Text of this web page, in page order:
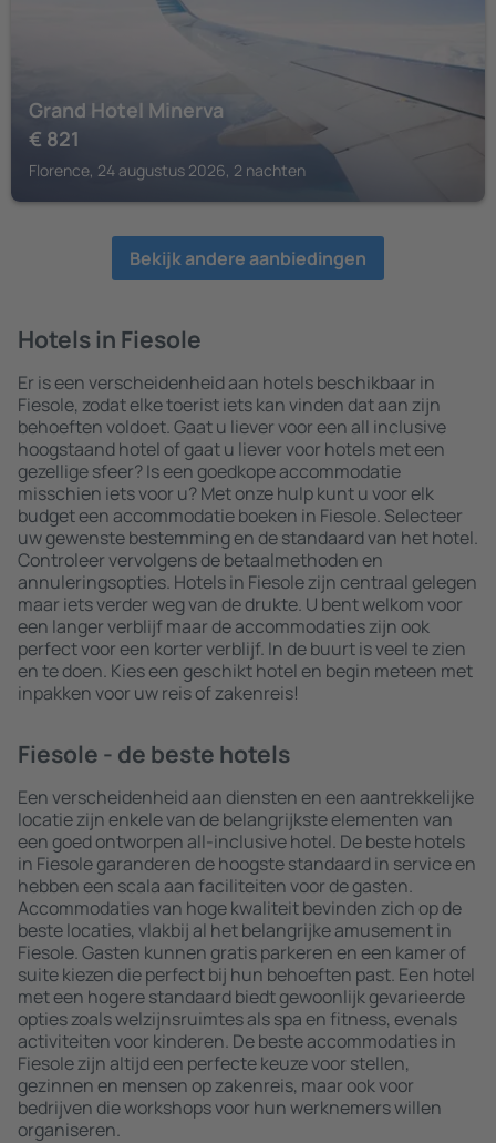
Grand Hotel Minerva
€ 821
Florence, 24 augustus 2026, 2 nachten
Bekijk andere aanbiedingen
Hotels in Fiesole
Er is een verscheidenheid aan hotels beschikbaar in
Fiesole, zodat elke toerist iets kan vinden dat aan zijn
behoeften voldoet. Gaat u liever voor een all inclusive
hoogstaand hotel of gaat u liever voor hotels met een
gezellige sfeer? Is een goedkope accommodatie
misschien iets voor u? Met onze hulp kunt u voor elk
budget een accommodatie boeken in Fiesole. Selecteer
uw gewenste bestemming en de standaard van het hotel.
Controleer vervolgens de betaalmethoden en
annuleringsopties. Hotels in Fiesole zijn centraal gelegen
maar iets verder weg van de drukte. U bent welkom voor
een langer verblijf maar de accommodaties zijn ook
perfect voor een korter verblijf. In de buurt is veel te zien
en te doen. Kies een geschikt hotel en begin meteen met
inpakken voor uw reis of zakenreis!
Fiesole - de beste hotels
Een verscheidenheid aan diensten en een aantrekkelijke
locatie zijn enkele van de belangrijkste elementen van
een goed ontworpen all-inclusive hotel. De beste hotels
in Fiesole garanderen de hoogste standaard in service en
hebben een scala aan faciliteiten voor de gasten.
Accommodaties van hoge kwaliteit bevinden zich op de
beste locaties, vlakbij al het belangrijke amusement in
Fiesole. Gasten kunnen gratis parkeren en een kamer of
suite kiezen die perfect bij hun behoeften past. Een hotel
met een hogere standaard biedt gewoonlijk gevarieerde
opties zoals welzijnsruimtes als spa en fitness, evenals
activiteiten voor kinderen. De beste accommodaties in
Fiesole zijn altijd een perfecte keuze voor stellen,
gezinnen en mensen op zakenreis, maar ook voor
bedrijven die workshops voor hun werknemers willen
organiseren.